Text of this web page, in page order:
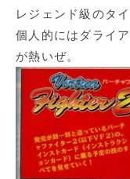
レジェンド級のタ
個人的にはダライ
が熱いぜ。